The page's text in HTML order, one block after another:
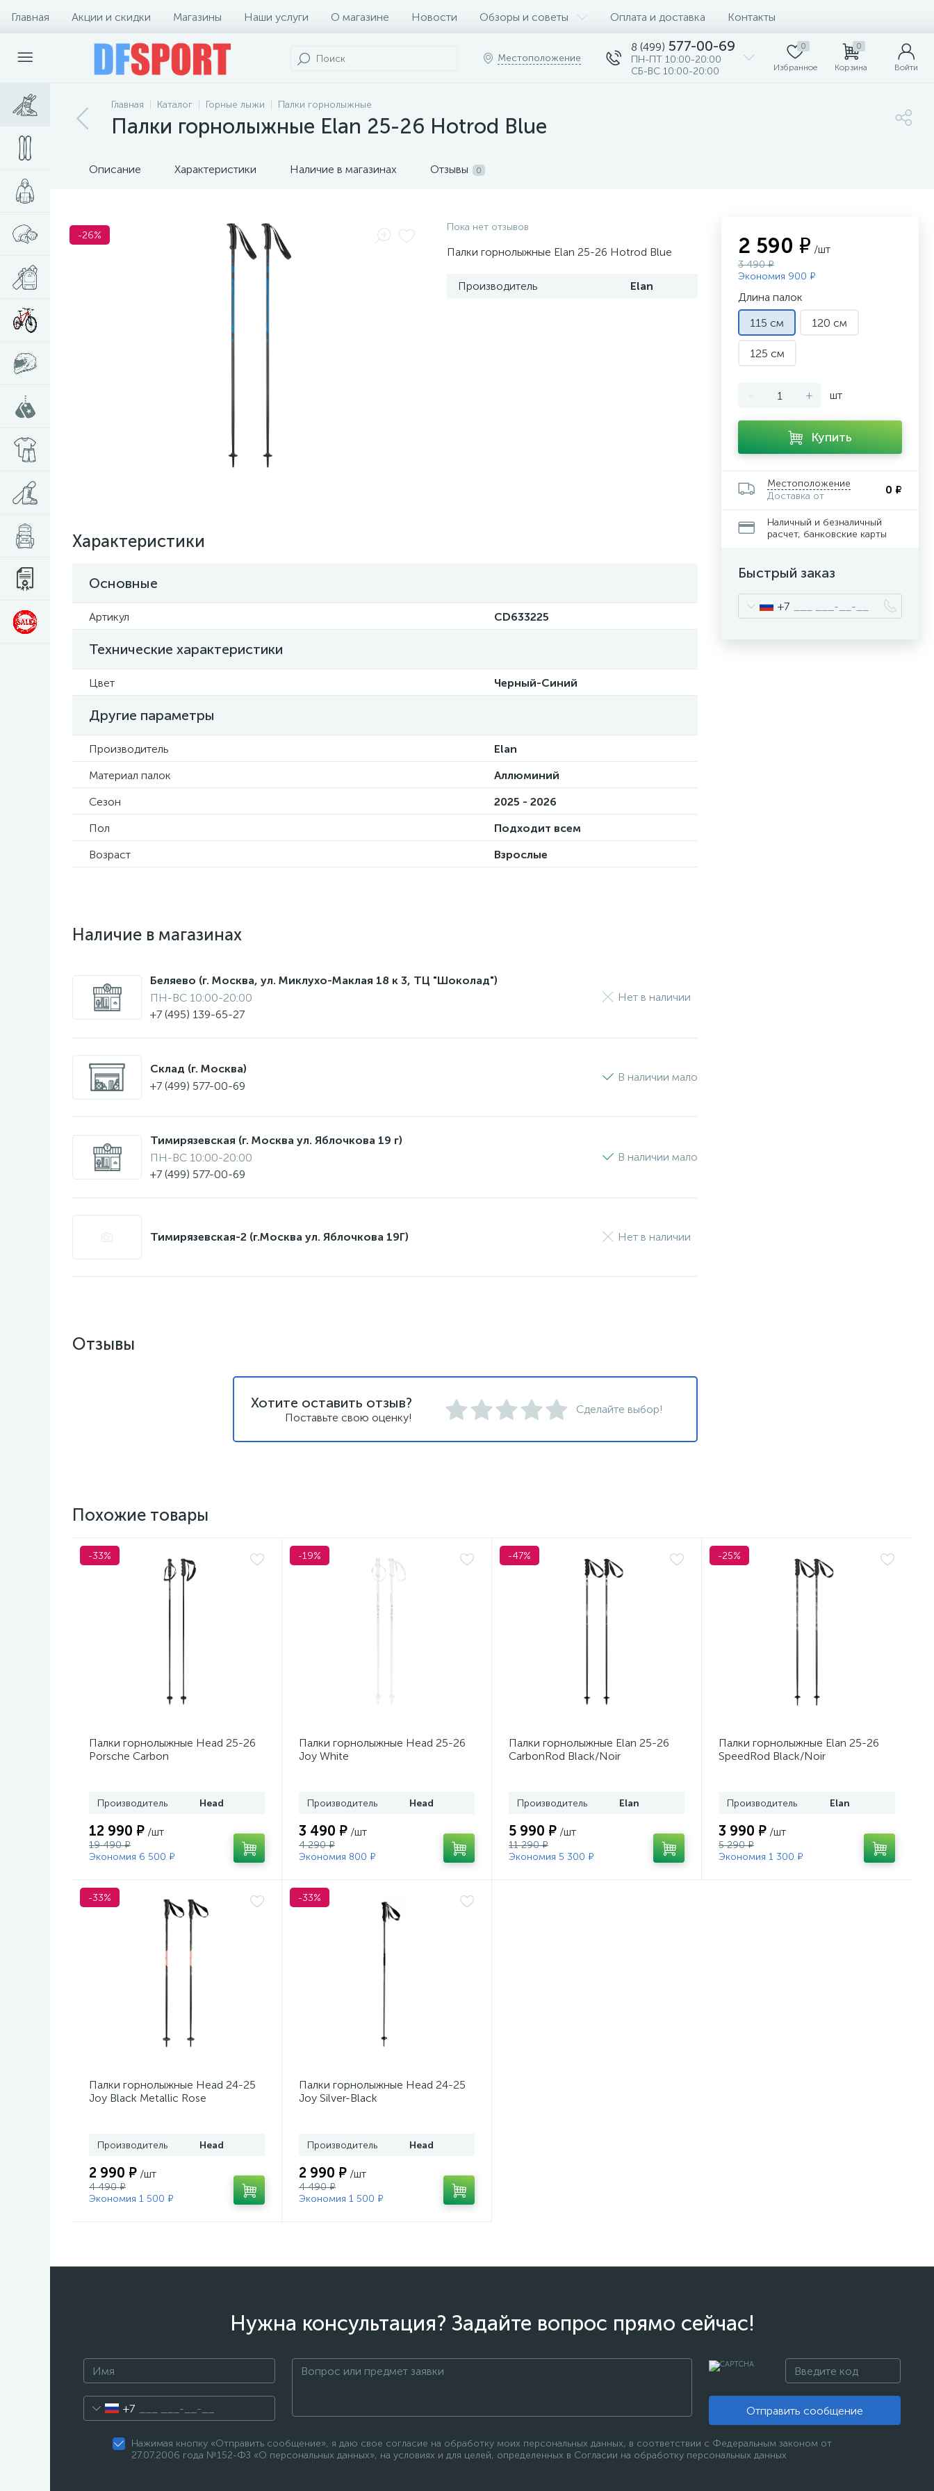
Главная Акции и скидки Магазины Наши услуги О магазине Новости Обзоры и советы Оплата и доставка Контакты
Местоположение
8 (499) 577-00-69
ПН-ПТ 10:00-20:00
СБ-ВС 10:00-20:00
0
Избранное
0
Корзина Войти
Главная Каталог Горные лыжи Палки горнолыжные
Палки горнолыжные Elan 25-26 Hotrod Blue
Описание Характеристики Наличие в магазинах Отзывы 0
-26%
Пока нет отзывов
Палки горнолыжные Elan 25-26 Hotrod Blue
Производитель Elan
Характеристики
Основные
Артикул CD633225
Технические характеристики
Цвет Черный-Синий
Другие параметры
Производитель
Elan
Материал палок
Аллюминий
Сезон
2025 - 2026
Пол
Подходит всем
Возраст
Взрослые
Наличие в магазинах
Беляево (г. Москва, ул. Миклухо-Маклая 18 к 3, ТЦ "Шоколад")
ПН-ВС 10:00-20:00
+7 (495) 139-65-27
Нет в наличии
Склад (г. Москва)
+7 (499) 577-00-69
В наличии мало
Тимирязевская (г. Москва ул. Яблочкова 19 г)
ПН-ВС 10:00-20:00
+7 (499) 577-00-69
В наличии мало
Тимирязевская-2 (г.Москва ул. Яблочкова 19Г) Нет в наличии
2 590 ₽ /шт
3 490 ₽
Экономия 900 ₽
Длина палок
115 см
120 см
125 см
- + шт
Купить
Местоположение
Доставка от
0 ₽
Наличный и безналичный
расчет, банковские карты
Быстрый заказ
+7
Отзывы
Хотите оставить отзыв?
Поставьте свою оценку!
Сделайте выбор!
Похожие товары
-33%
Палки горнолыжные Head 25-26
Porsche Carbon
Производитель Head
12 990 ₽ /шт
19 490 ₽
Экономия 6 500 ₽
-19%
Палки горнолыжные Head 25-26
Joy White
Производитель Head
3 490 ₽ /шт
4 290 ₽
Экономия 800 ₽
-47%
Палки горнолыжные Elan 25-26
CarbonRod Black/Noir
Производитель Elan
5 990 ₽ /шт
11 290 ₽
Экономия 5 300 ₽
-25%
Палки горнолыжные Elan 25-26
SpeedRod Black/Noir
Производитель Elan
3 990 ₽ /шт
5 290 ₽
Экономия 1 300 ₽
-33%
Палки горнолыжные Head 24-25
Joy Black Metallic Rose
Производитель Head
2 990 ₽ /шт
4 490 ₽
Экономия 1 500 ₽
-33%
Палки горнолыжные Head 24-25
Joy Silver-Black
Производитель Head
2 990 ₽ /шт
4 490 ₽
Экономия 1 500 ₽
Нужна консультация? Задайте вопрос прямо сейчас!
+7 Отправить сообщение
Нажимая кнопку «Отправить сообщение», я даю свое согласие на обработку моих персональных данных, в соответствии с Федеральным законом от
27.07.2006 года №152-ФЗ «О персональных данных», на условиях и для целей, определенных в Согласии на обработку персональных данных